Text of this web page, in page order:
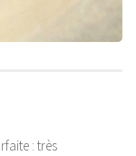
: très